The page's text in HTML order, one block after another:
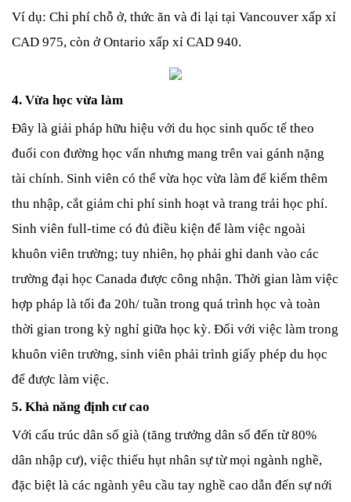
Ví dụ: Chi phí chỗ ở, thức ăn và đi lại tại Vancouver xấp xỉ
CAD 975, còn ở Ontario xấp xỉ CAD 940.
4. Vừa học vừa làm
Đây là giải pháp hữu hiệu với du học sinh quốc tế theo
đuổi con đường học vấn nhưng mang trên vai gánh nặng
tài chính. Sinh viên có thể vừa học vừa làm để kiếm thêm
thu nhập, cắt giảm chi phí sinh hoạt và trang trải học phí.
Sinh viên full-time có đủ điều kiện để làm việc ngoài
khuôn viên trường; tuy nhiên, họ phải ghi danh vào các
trường đại học Canada được công nhận. Thời gian làm việc
hợp pháp là tối đa 20h/ tuần trong quá trình học và toàn
thời gian trong kỳ nghỉ giữa học kỳ. Đối với việc làm trong
khuôn viên trường, sinh viên phải trình giấy phép du học
để được làm việc.
5. Khả năng định cư cao
Với cấu trúc dân số già (tăng trưởng dân số đến từ 80%
dân nhập cư), việc thiếu hụt nhân sự từ mọi ngành nghề,
đặc biệt là các ngành yêu cầu tay nghề cao dẫn đến sự nới